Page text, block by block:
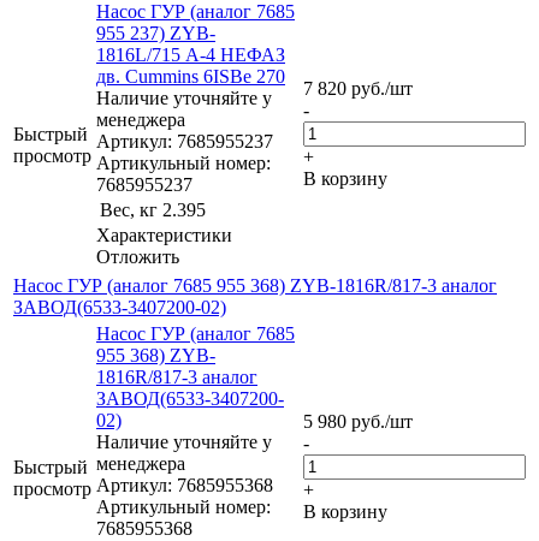
Быстрый
просмотр
Насос ГУР (аналог 7685
955 237) ZYB-
1816L/715 А-4 НЕФАЗ
дв. Cummins 6ISBe 270
Наличие уточняйте у
менеджера
Артикул: 7685955237
Артикульный номер:
7685955237
Вес, кг 2.395
Характеристики
Отложить
7 820 руб./шт
-
+
В корзину
Насос ГУР (аналог 7685 955 368) ZYB-1816R/817-3 аналог
ЗАВОД(6533-3407200-02)
Быстрый
просмотр
Насос ГУР (аналог 7685
955 368) ZYB-
1816R/817-3 аналог
ЗАВОД(6533-3407200-
02)
Наличие уточняйте у
менеджера
Артикул: 7685955368
Артикульный номер:
7685955368
5 980 руб./шт
-
+
В корзину